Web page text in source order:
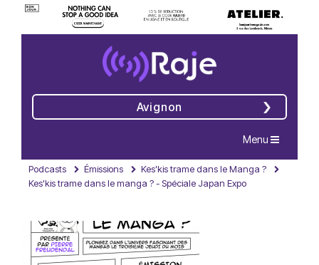
Avignon
Navigation
Menu
Podcasts Émissions
Kes'kis trame dans le Manga ?
Kes'kis trame dans le manga ? - Spéciale Japan Expo